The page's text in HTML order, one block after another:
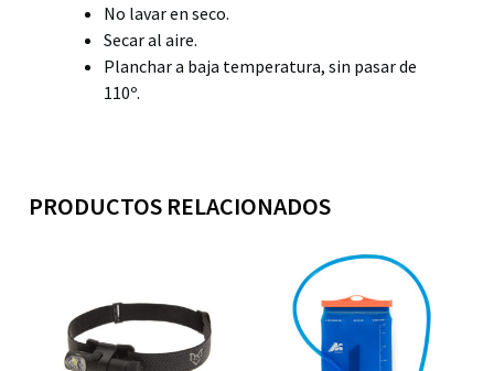
No lavar en seco.
Secar al aire.
Planchar a baja temperatura, sin pasar de
110º.
PRODUCTOS RELACIONADOS